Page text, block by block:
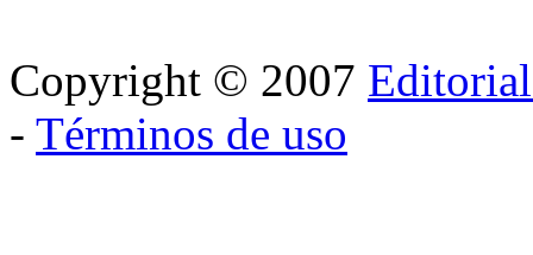
Copyright © 2007
- Términos de uso